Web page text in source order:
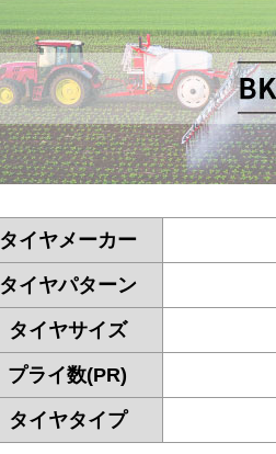
タイヤメーカー
タイヤパターン
タイヤサイズ
プライ数(PR)
タイヤタイプ